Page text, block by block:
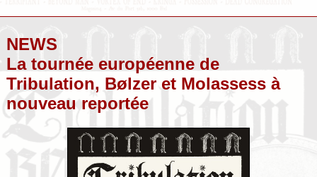
NEWS
La tournée européenne de
Tribulation, Bølzer et Molassess à
nouveau reportée